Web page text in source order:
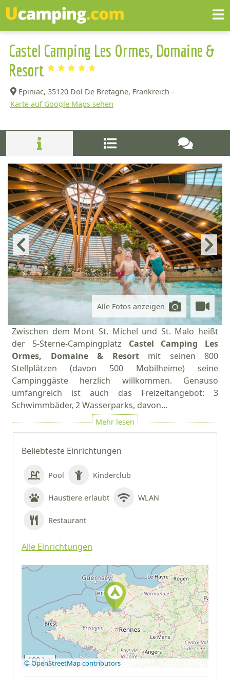
Castel Camping Les Ormes, Domaine &
Resort
Epiniac, 35120 Dol De Bretagne, Frankreich -
Karte auf Google Maps sehen
Beliebteste Einrichtungen
Pool Kinderclub
Haustiere erlaubt WLAN
Restaurant
Alle Einrichtungen
Auf Google Maps
anzeigen
100 km
© OpenStreetMap contributors
Alle Fotos anzeigen
Zwischen dem Mont St. Michel und St. Malo heißt
der 5-Sterne-Campingplatz Castel Camping Les
Ormes, Domaine & Resortmit seinen 800
Stellplätzen (davon 500 Mobilheime) seine
Campinggäste herzlich willkommen. Genauso
umfangreich ist auch das Freizeitangebot: 3
Schwimmbäder, 2 Wasserparks, davon…